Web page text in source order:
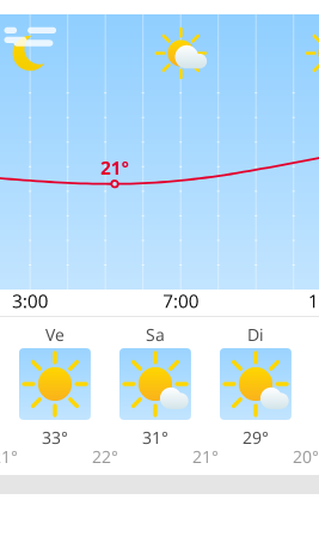
Ve Sa Di
33°
22°
31°
21°
29°
20°